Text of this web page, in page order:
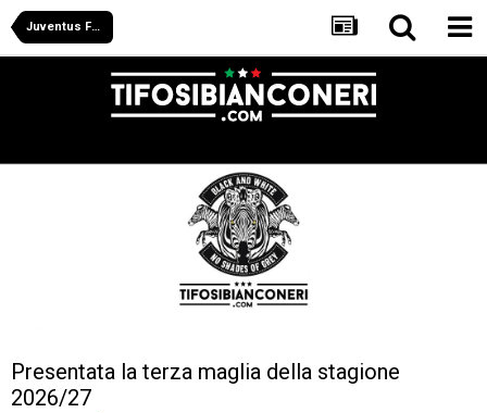
Juventus Forum
Presentata la terza maglia della stagione
2026/27